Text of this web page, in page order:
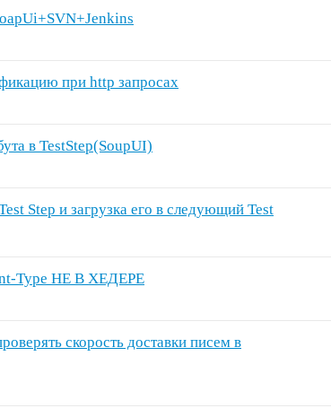
при http запросах
в TestStep(SoupUI)
Step и загрузка его в следующий Test
Type НЕ В ХЕДЕРЕ
скорость доставки писем в